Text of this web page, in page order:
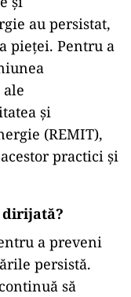
au persistat,
pieței. Pentru a
și
(REMIT),
practici și
dirijată?
a preveni
persistă.
să